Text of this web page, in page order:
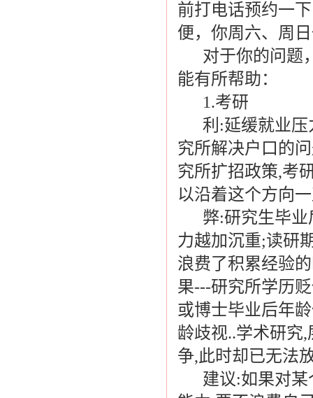
前打电话预约一
便，你周六、周
对于你的问题
能有所帮助：
1.考研
利:延缓就业压
究所解决户口的
究所扩招政策,考
以沿着这个方向
弊:研究生毕业
力越加沉重;读研
浪费了积累经验
果---研究所学历
或博士毕业后年
龄歧视..学术研究
争,此时却已无法
建议:如果对某